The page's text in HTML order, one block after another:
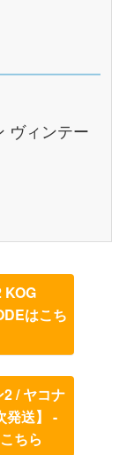
ヴィンテー
KOG
はこち
2 / ヤコナ
発送】 -
ちら